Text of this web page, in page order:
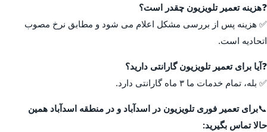
❓هزینه تعمیر تلویزیون چقدر است؟
✅ هزینه پس از بررسی مشکل اعلام می شود و مطابق نرخ مصوب
اتحادیه است.
❓آیا برای تعمیر تلویزیون گارانتی دارید؟
✅ بله، تمام خدمات ما ۳ ماه گارانتی دارد.
📞برای تعمیر فوری تلویزیون در اسدآباد و در منطقه اسدآباد همین
حالا تماس بگیرید: